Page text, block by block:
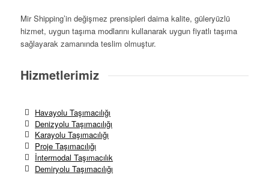
Mir Shipping’in değişmez prensipleri daima kalite, güleryüzlü
hizmet, uygun taşıma modlarını kullanarak uygun fiyatlı taşıma
sağlayarak zamanında teslim olmuştur.
Hizmetlerimiz
Havayolu Taşımacılığı
Denizyolu Taşımacılığı
Karayolu Taşımacılığı
Proje Taşımacılığı
İntermodal Taşımacılık
Demiryolu Taşımacılığı